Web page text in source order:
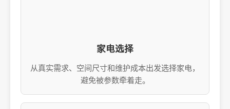
家电选择
从真实需求、空间尺寸和维护成本出发选择家电，
避免被参数牵着走。